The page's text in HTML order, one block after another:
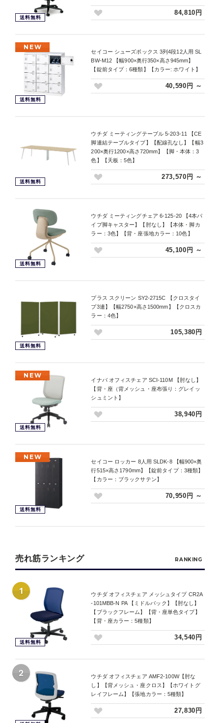
送料無料
84,810円
NEW
送料無料
セイコー シューズボックス 3列4段12人用 SL
BW-M12 【幅900×奥行350×高さ945mm】
【錠前タイプ：6種類】【カラー: ホワイト】
40,590円 ～
送料無料
ウチダ ミーティングテーブル 5-203-11 【CE
脚連結テーブルタイプ】【配線孔なし】【幅3
200×奥行1200×高さ720mm】【脚・本体：3
色】【天板：5色】
273,570円 ～
送料無料
ウチダ ミーティングチェア 6-125-20 【4本パ
イプ脚キャスター】【肘なし】【本体・脚カ
ラー：3色】【背・座張地カラー：10色】
45,100円 ～
送料無料
プラス スクリーン SY2-2715C 【クロスタイ
プ3連】【幅2750×高さ1500mm】【クロスカ
ラー：4色】
105,380円
NEW
送料無料
イナバ オフィスチェア SCI-110M 【肘なし】
【背・座（背メッシュ・座布張り：グレイッ
シュミント】
38,940円
NEW
送料無料
セイコー ロッカー 8人用 SLDK-8 【幅900×奥
行515×高さ1790mm】【錠前タイプ：3種類】
【カラー：ブラックサテン】
70,950円 ～
売れ筋ランキング RANKING
1
送料無料
ウチダ オフィスチェア メッシュタイプ CR2A
-101MBB-N PA 【ミドルバック】【肘なし】
【ブラックフレーム】【背・座単色タイプ】
【背・座カラー：5種類】
34,540円
2
ウチダ オフィスチェア AMF2-100W【肘な
し】【背メッシュ・座クロス】【ホワイトグ
レイフレーム】【張地カラー：5種類】
27,830円